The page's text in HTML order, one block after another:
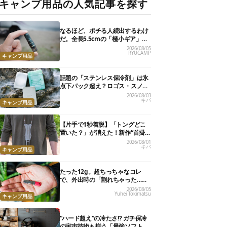
ャンプ用品の人気記事を探す
キャンプ用品
なるほど、ポチる人続出するわけ
だ。全長5.5cmの「極小ギア」を
使って分かったほんとの魅力2026/08/05
RYUCAMP
キャンプ用品
話題の「ステンレス保冷剤」は氷
点下パック超え？ロゴス・スノー
ピーク・爆売れノーブランド品を
比べてみた
2026/08/03
キバ
キャンプ用品
【片手で1秒着脱】「トングどこ
置いた？」が消えた！新作“首掛
けトング”、男心くすぐるギミッ
2026/08/01
キバ
キャンプ用品
たった12g。超ちっちゃなコレ
で、外出時の「割れちゃった…」
2026/08/05
Yuhei Tokimatsu
“ハード超え”の冷たさ!? ガチ保冷